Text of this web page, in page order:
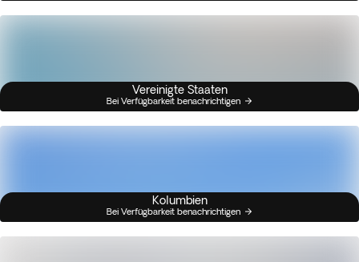
Vereinigte Staaten
Bei Verfügbarkeit benachrichtigen
Kolumbien
Bei Verfügbarkeit benachrichtigen